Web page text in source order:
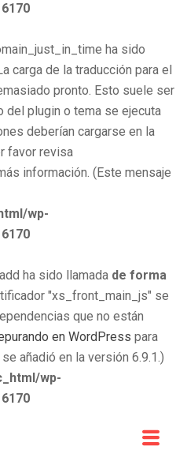
6170
ha sido
carga de la traducción para el
pronto. Esto suele ser
del plugin o tema se ejecuta
deberían cargarse en la
favor revisa
información. (Este mensaje
wp-
6170
ha sido llamada de forma
"xs_front_main_js" se
que no están
en WordPress para
añadió en la versión 6.9.1.)
wp-
6170